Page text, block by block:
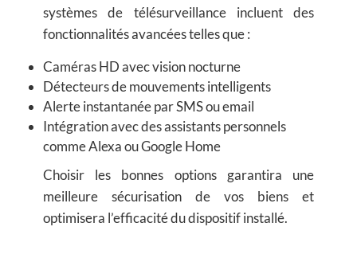
systèmes de télésurveillance incluent des
fonctionnalités avancées telles que :
Caméras HD avec vision nocturne
Détecteurs de mouvements intelligents
Alerte instantanée par SMS ou email
Intégration avec des assistants personnels
comme Alexa ou Google Home
Choisir les bonnes options garantira une
meilleure sécurisation de vos biens et
optimisera l’efficacité du dispositif installé.